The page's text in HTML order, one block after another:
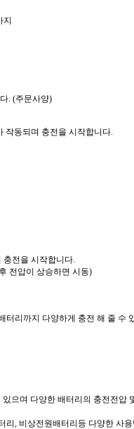
. (주문사양)
작동되며 충전을 시작합니다.
충전을 시작합니다.
전압이 상승하면 시동)
리까지 다양하게 충전 해 줄 수
으며 다양한 배터리의 충전전압
리, 비상전원배터리등 다양한 사용